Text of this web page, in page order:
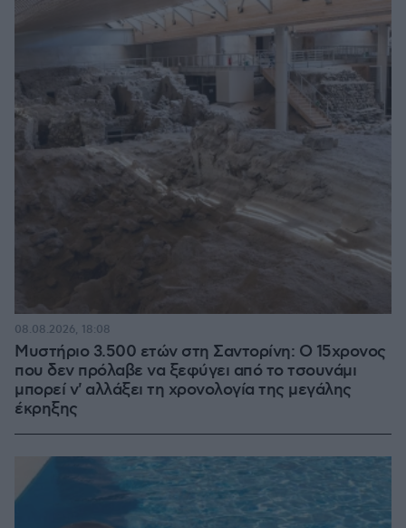
Μυστήριο 3.500 ετών στη Σαντορίνη: Ο 15χρονος
που δεν πρόλαβε να ξεφύγει από το τσουνάμι
μπορεί ν' αλλάξει τη χρονολογία της μεγάλης
έκρηξης
08.08.2026, 18:08